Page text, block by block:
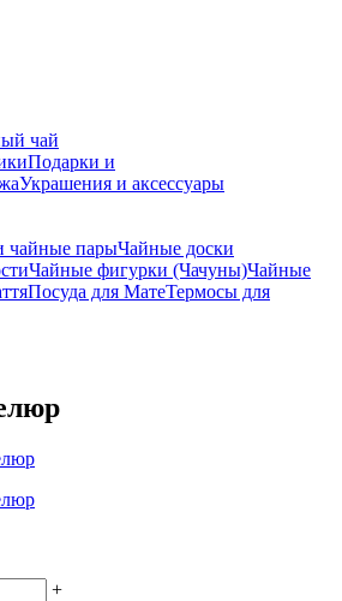
чай
Подарки и
Украшения и аксессуары
чайные парыЧайные доски
Чайные фигурки (Чачуны)Чайные
Посуда для МатеТермосы для
+